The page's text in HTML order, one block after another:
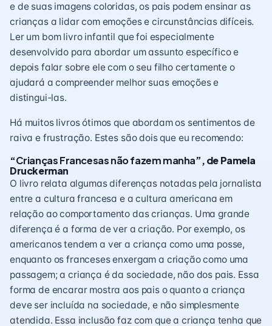
e de suas imagens coloridas, os pais podem ensinar as
crianças a lidar com emoções e circunstâncias difíceis.
Ler um bom livro infantil que foi especialmente
desenvolvido para abordar um assunto específico e
depois falar sobre ele com o seu filho certamente o
ajudará a compreender melhor suas emoções e
distingui-las.
Há muitos livros ótimos que abordam os sentimentos de
raiva e frustração. Estes são dois que eu recomendo:
“Crianças Francesas não fazem manha”, de Pamela
Druckerman
O livro relata algumas diferenças notadas pela jornalista
entre a cultura francesa e a cultura americana em
relação ao comportamento das crianças. Uma grande
diferença é a forma de ver a criação. Por exemplo, os
americanos tendem a ver a criança como uma posse,
enquanto os franceses enxergam a criação como uma
passagem; a criança é da sociedade, não dos pais. Essa
forma de encarar mostra aos pais o quanto a criança
deve ser incluída na sociedade, e não simplesmente
atendida. Essa inclusão faz com que a criança tenha que